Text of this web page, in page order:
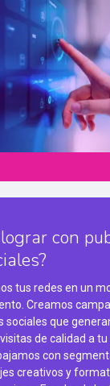
con
tus redes en un
Creamos
sociales que
de calidad a tu
con
creativos y